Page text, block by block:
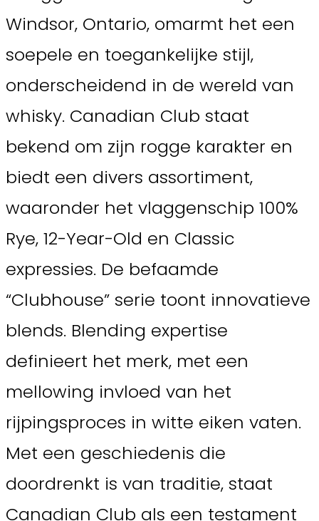
Windsor, Ontario, omarmt het een
soepele en toegankelijke stijl,
onderscheidend in de wereld van
whisky. Canadian Club staat
bekend om zijn rogge karakter en
biedt een divers assortiment,
waaronder het vlaggenschip 100%
Rye, 12-Year-Old en Classic
expressies. De befaamde
“Clubhouse” serie toont innovatieve
blends. Blending expertise
definieert het merk, met een
mellowing invloed van het
rijpingsproces in witte eiken vaten.
Met een geschiedenis die
doordrenkt is van traditie, staat
Canadian Club als een testament